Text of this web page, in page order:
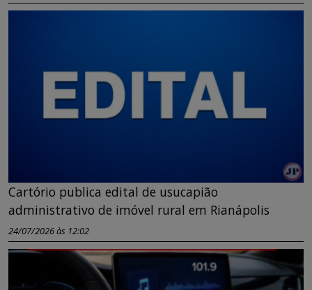
Cartório publica edital de usucapião
administrativo de imóvel rural em Rianápolis
24/07/2026 às 12:02